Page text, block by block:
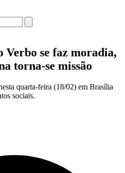
Verbo se faz moradia,
torna-se missão
quarta-feira (18/02) em Brasília
sociais.